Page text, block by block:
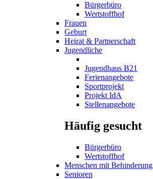
Bürgerbüro
Wertstoffhof
Frauen
Geburt
Heirat & Partnerschaft
Jugendliche
Jugendhaus B21
Ferienangebote
Sportprojekt
Projekt IdA
Stellenangebote
Häufig gesucht
Bürgerbüro
Wertstoffhof
Menschen mit Behinderung
Senioren